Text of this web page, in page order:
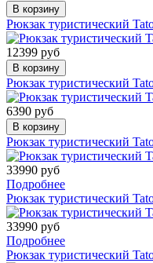
В корзину
Рюкзак туристический
12399 руб
В корзину
Рюкзак туристический
6390 руб
В корзину
Рюкзак туристический
33990 руб
Подробнее
Рюкзак туристический
33990 руб
Подробнее
Рюкзак туристический